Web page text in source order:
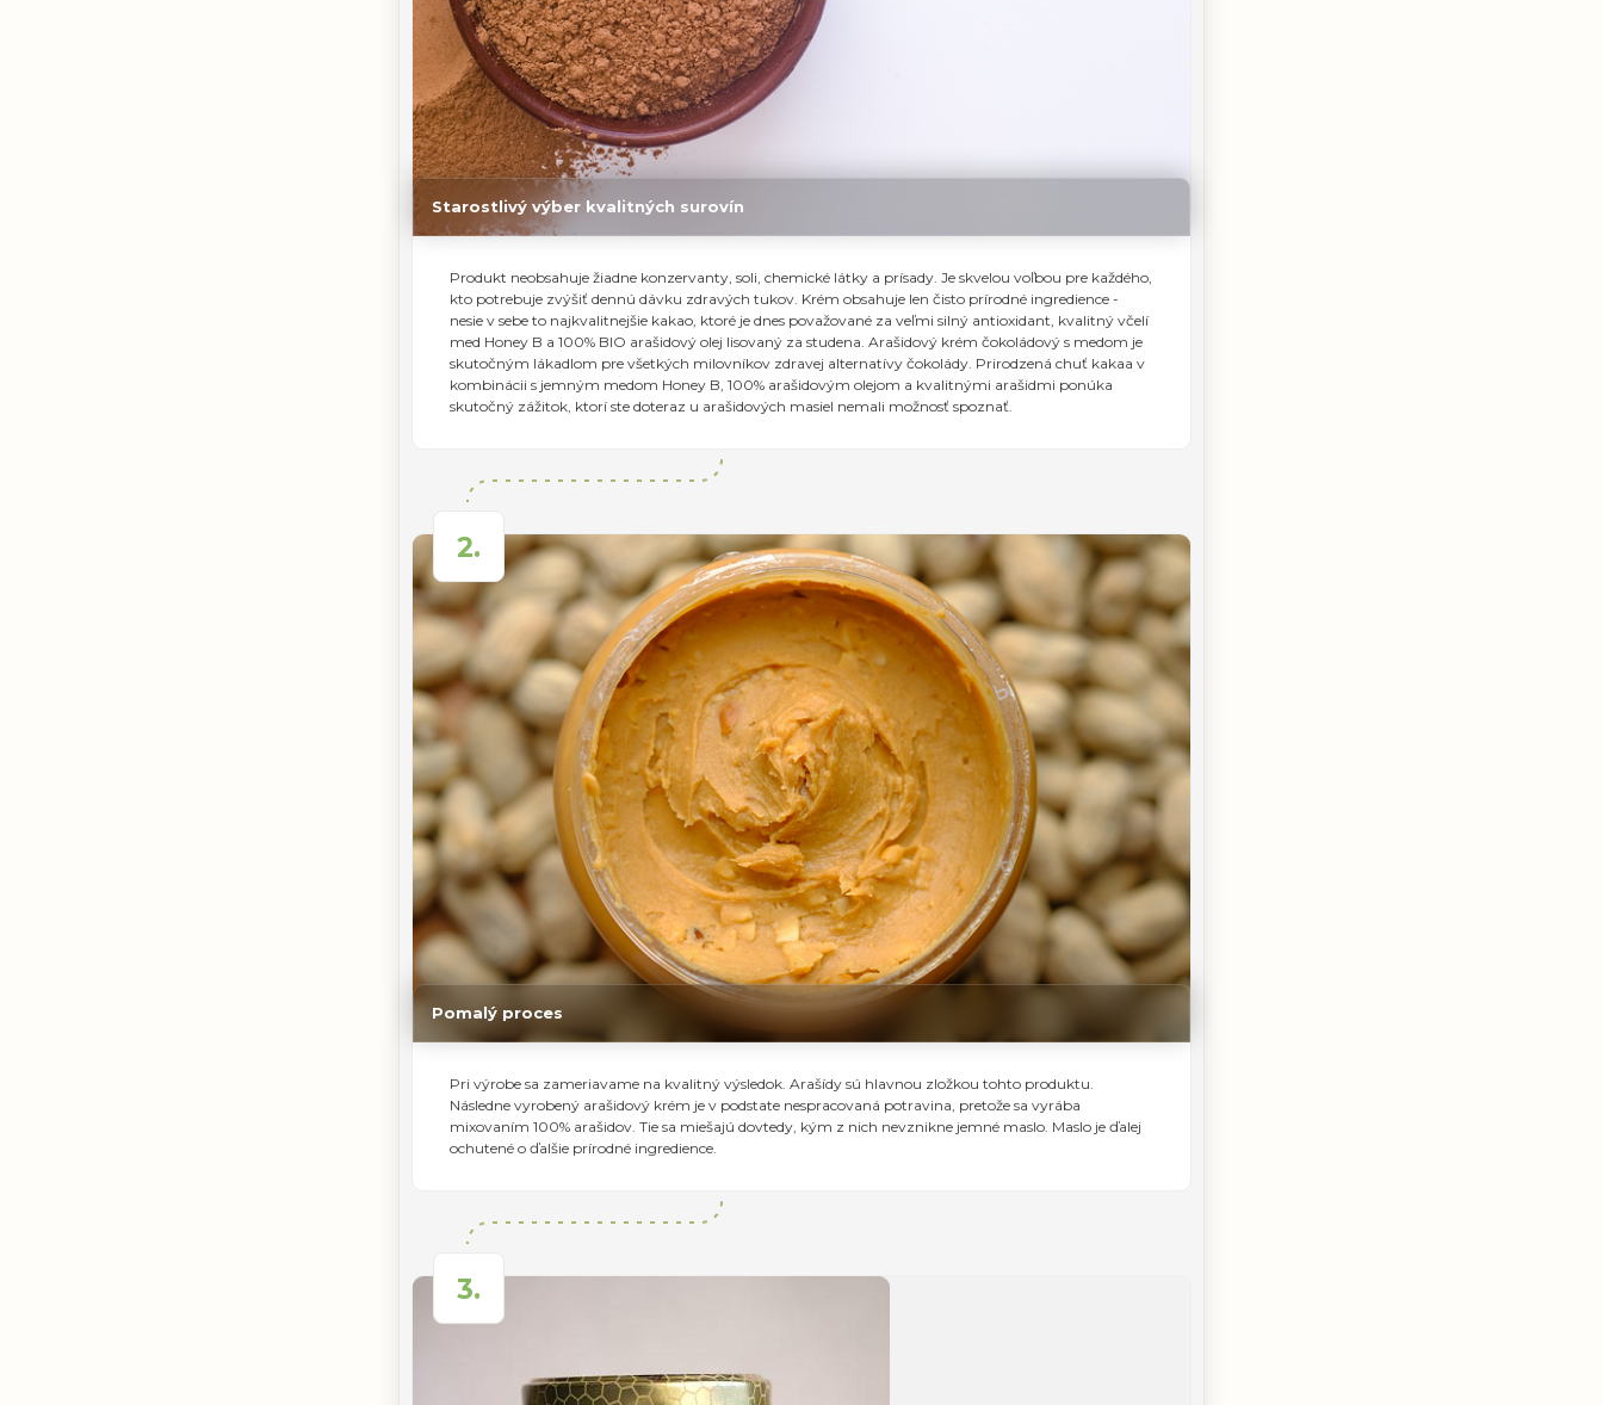
Starostlivý výber kvalitných surovín
Produkt neobsahuje žiadne konzervanty, soli, chemické látky a prísady. Je skvelou voľbou pre každého,
kto potrebuje zvýšiť dennú dávku zdravých tukov. Krém obsahuje len čisto prírodné ingredience -
nesie v sebe to najkvalitnejšie kakao, ktoré je dnes považované za veľmi silný antioxidant, kvalitný včelí
med Honey B a 100% BIO arašidový olej lisovaný za studena. Arašidový krém čokoládový s medom je
skutočným lákadlom pre všetkých milovníkov zdravej alternatívy čokolády. Prirodzená chuť kakaa v
kombinácii s jemným medom Honey B, 100% arašidovým olejom a kvalitnými arašidmi ponúka
skutočný zážitok, ktorí ste doteraz u arašidových masiel nemali možnosť spoznať.
2.
Pomalý proces
Pri výrobe sa zameriavame na kvalitný výsledok. Arašídy sú hlavnou zložkou tohto produktu.
Následne vyrobený arašidový krém je v podstate nespracovaná potravina, pretože sa vyrába
mixovaním 100% arašidov. Tie sa miešajú dovtedy, kým z nich nevznikne jemné maslo. Maslo je ďalej
ochutené o ďalšie prírodné ingredience.
3.